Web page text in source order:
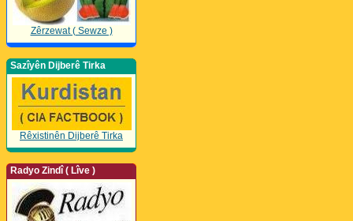
Zêrzewat ( Sewze )
Sazîyên Dijberê Tirka
Rêxistinên Dijberê Tirka
Radyo Zindî ( Lîve )